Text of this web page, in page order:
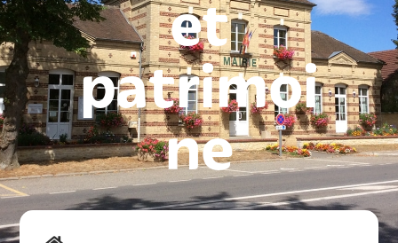
et
patrimoi
ne